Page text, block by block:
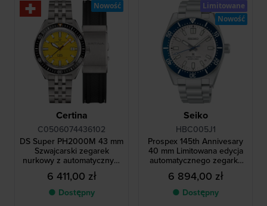
Certina
C0506074436102
DS Super PH2000M 43 mm
Szwajcarski zegarek
nurkowy z automatycznym
mechanizmem z tytanu,
wodoodporny do 200 ATM,
z dodatkowym paskiem
gumowym
6 411,00 zł
● Dostępny
Nowość
Seiko
HBC005J1
Prospex 145th Annivesary
40 mm Limitowana edycja
automatycznego zegarka
do nurkowania z 3-dniową
rezerwą mocy
6 894,00 zł
● Dostępny
Limitowane
Nowość